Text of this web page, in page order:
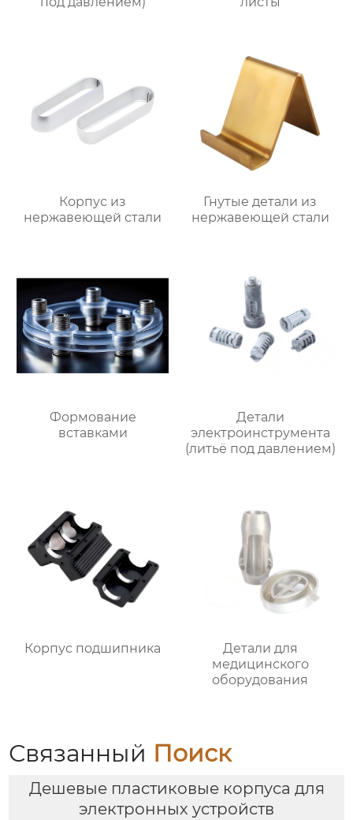
Корпус из
нержавеющей стали
Гнутые детали из
нержавеющей стали
Формование
вставками
Детали
электроинструмента
(литьё под давлением)
Корпус подшипника
Детали для
медицинского
оборудования
Связанный Поиск
Дешевые пластиковые корпуса для
электронных устройств